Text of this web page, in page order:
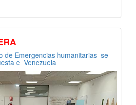
de Emergencias humanitarias se
e Venezuela